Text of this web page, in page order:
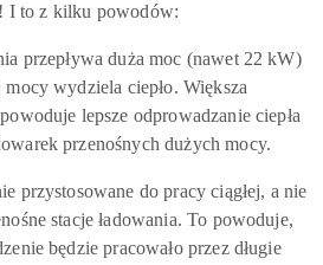
I to z kilku powodów:
przepływa duża moc (nawet 22 kW)
wydziela ciepło. Większa
lepsze odprowadzanie ciepła
przenośnych dużych mocy.
przystosowane do pracy ciągłej, a nie
stacje ładowania. To powoduje,
będzie pracowało przez długie